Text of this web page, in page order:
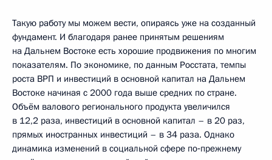
Такую работу мы можем вести, опираясь уже на созданный
фундамент. И благодаря ранее принятым решениям
на Дальнем Востоке есть хорошие продвижения по многим
показателям. По экономике, по данным Росстата, темпы
роста ВРП и инвестиций в основной капитал на Дальнем
Востоке начиная с 2000 года выше средних по стране.
Объём валового регионального продукта увеличился
в 12,2 раза, инвестиций в основной капитал – в 20 раз,
прямых иностранных инвестиций – в 34 раза. Однако
динамика изменений в социальной сфере по‑прежнему